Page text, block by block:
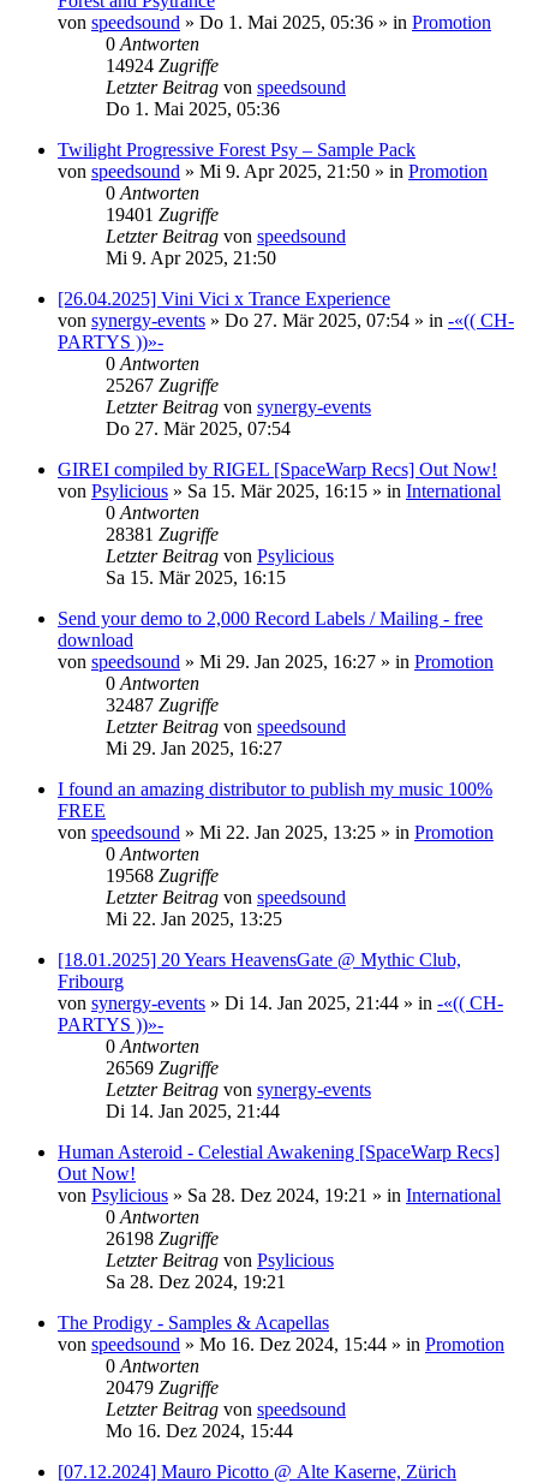
von speedsound » Do 1. Mai 2025, 05:36 » in Promotion
0 Antworten
14924 Zugriffe
Letzter Beitrag von speedsound
Do 1. Mai 2025, 05:36
Twilight Progressive Forest Psy – Sample Pack
von speedsound » Mi 9. Apr 2025, 21:50 » in Promotion
0 Antworten
19401 Zugriffe
Letzter Beitrag von speedsound
Mi 9. Apr 2025, 21:50
[26.04.2025] Vini Vici x Trance Experience
von synergy-events » Do 27. Mär 2025, 07:54 » in -«(( CH-
PARTYS ))»-
0 Antworten
25267 Zugriffe
Letzter Beitrag von synergy-events
Do 27. Mär 2025, 07:54
GIREI compiled by RIGEL [SpaceWarp Recs] Out Now!
von Psylicious » Sa 15. Mär 2025, 16:15 » in International
0 Antworten
28381 Zugriffe
Letzter Beitrag von Psylicious
Sa 15. Mär 2025, 16:15
Send your demo to 2,000 Record Labels / Mailing - free
download
von speedsound » Mi 29. Jan 2025, 16:27 » in Promotion
0 Antworten
32487 Zugriffe
Letzter Beitrag von speedsound
Mi 29. Jan 2025, 16:27
I found an amazing distributor to publish my music 100%
FREE
von speedsound » Mi 22. Jan 2025, 13:25 » in Promotion
0 Antworten
19568 Zugriffe
Letzter Beitrag von speedsound
Mi 22. Jan 2025, 13:25
[18.01.2025] 20 Years HeavensGate @ Mythic Club,
Fribourg
von synergy-events » Di 14. Jan 2025, 21:44 » in -«(( CH-
PARTYS ))»-
0 Antworten
26569 Zugriffe
Letzter Beitrag von synergy-events
Di 14. Jan 2025, 21:44
Human Asteroid - Celestial Awakening [SpaceWarp Recs]
Out Now!
von Psylicious » Sa 28. Dez 2024, 19:21 » in International
0 Antworten
26198 Zugriffe
Letzter Beitrag von Psylicious
Sa 28. Dez 2024, 19:21
The Prodigy - Samples & Acapellas
von speedsound » Mo 16. Dez 2024, 15:44 » in Promotion
0 Antworten
20479 Zugriffe
Letzter Beitrag von speedsound
Mo 16. Dez 2024, 15:44
[07.12.2024] Mauro Picotto @ Alte Kaserne, Zürich